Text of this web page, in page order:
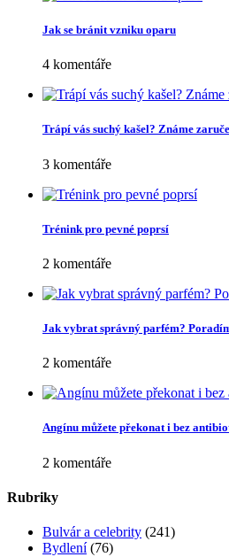
Jak se bránit vzniku oparu
4 komentáře
Trápí vás suchý kašel? Známe
3 komentáře
Trénink pro pevné poprsí
2 komentáře
Jak vybrat správný parfém?
2 komentáře
Angínu můžete překonat i bez
2 komentáře
Rubriky
Bulvár a celebrity (241)
Bydlení(76)